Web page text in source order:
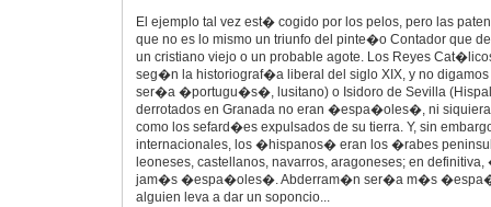
El ejemplo tal vez est� cogido por los pelos, pero las
que no es lo mismo un triunfo del pinte�o Contador que
un cristiano viejo o un probable agote. Los Reyes
seg�n la historiograf�a liberal del siglo XIX, y no
ser�a �portugu�s�, lusitano) o Isidoro de Sevilla
derrotados en Granada no eran �espa�oles�, ni
como los sefard�es expulsados de su tierra. Y, sin
internacionales, los �hispanos� eran los �rabes
leoneses, castellanos, navarros, aragoneses; en
jam�s �espa�oles�. Abderram�n ser�a m�s
alguien leva a dar un soponcio...